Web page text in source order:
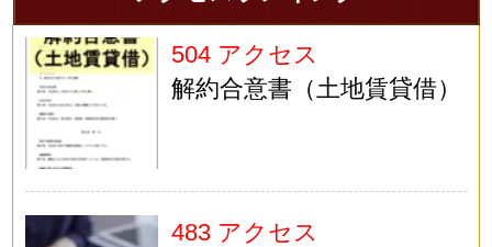
504 アクセス
解約合意書（土地賃貸借）
483 アクセス